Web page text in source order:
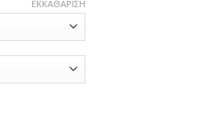
ΕΚΚΑΘΆΡΙΣΗ